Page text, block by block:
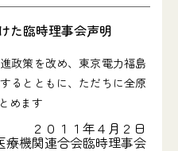
た臨時理事会声明
政策を改め、東京電力福島
るとともに、ただちに全原
めます
２０１１年４月２日
療機関連合会臨時理事会